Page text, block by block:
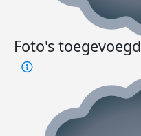
Foto's toegevoegd